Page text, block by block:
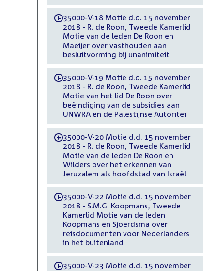
-35000-V-18 Motie d.d. 15 november
2018 - R. de Roon, Tweede Kamerlid
Motie van de leden De Roon en
Maeijer over vasthouden aan
besluitvorming bij unanimiteit
-35000-V-19 Motie d.d. 15 november
2018 - R. de Roon, Tweede Kamerlid
Motie van het lid De Roon over
beëindiging van de subsidies aan
UNWRA en de Palestijnse Autoritei
-35000-V-20 Motie d.d. 15 november
2018 - R. de Roon, Tweede Kamerlid
Motie van de leden De Roon en
Wilders over het erkennen van
Jeruzalem als hoofdstad van Israël
-35000-V-22 Motie d.d. 15 november
2018 - S.M.G. Koopmans, Tweede
Kamerlid Motie van de leden
Koopmans en Sjoerdsma over
reisdocumenten voor Nederlanders
in het buitenland
-35000-V-23 Motie d.d. 15 november